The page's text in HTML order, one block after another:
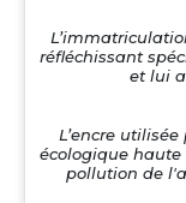
réfléchissant
et lui
L’encre
écologique
pollution de